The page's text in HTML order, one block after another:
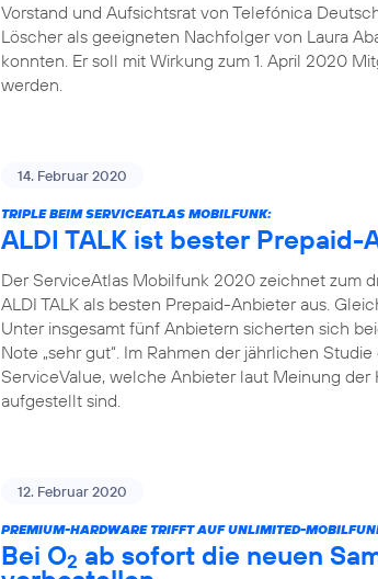
Vorstand und Aufsichtsrat von Telefónica
Löscher als geeigneten Nachfolger von Laura
konnten. Er soll mit Wirkung zum 1. April 2020
werden.
14. Februar 2020
TRIPLE BEIM SERVICEATLAS MOBILFUNK:
ALDI TALK ist bester
Der ServiceAtlas Mobilfunk 2020 zeichnet zum
ALDI TALK als besten Prepaid-Anbieter aus.
Unter insgesamt fünf Anbietern sicherten sich
Note „sehr gut“. Im Rahmen der jährlichen
ServiceValue, welche Anbieter laut Meinung
aufgestellt sind.
12. Februar 2020
PREMIUM-HARDWARE TRIFFT AUF UNLIMITED-
Bei O2 ab sofort die neuen